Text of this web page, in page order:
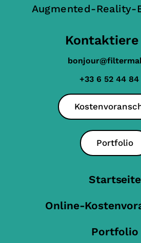
Augmented-Reality-
Kontaktiere
+33 6 52 44 84
Portfolio
Startseite
Online-
Portfolio